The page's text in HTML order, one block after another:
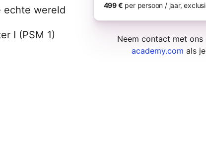
499 € per persoon / jaar,
Neem contact met ons
academy.com als
echte wereld
I (PSM 1)